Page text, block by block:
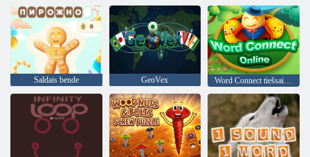
Saldais bende GeoVex Word Connect tiešsaistē